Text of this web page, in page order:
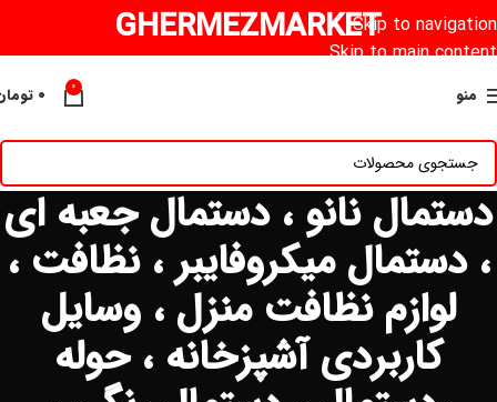
Skip to navigation
Skip to main content
GHERMEZMARKET
منو 0 ۰
دستمال نانو ، دستمال جعبه ای
، دستمال میکروفایبر ، نظافت ،
لوازم نظافت منزل ، وسایل
کاربردی آشپزخانه ، حوله